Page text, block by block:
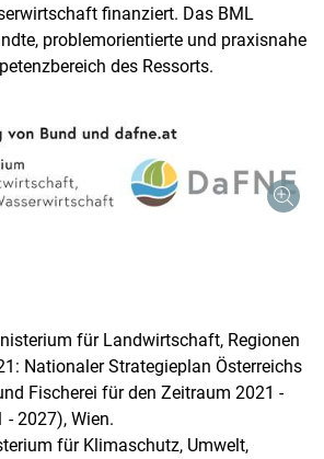
finanziert. Das BML
problemorientierte und praxisnahe
des Ressorts.
für Landwirtschaft, Regionen
Nationaler Strategieplan Österreichs
Fischerei für den Zeitraum 2021 -
- 2027), Wien.
für Klimaschutz, Umwelt,